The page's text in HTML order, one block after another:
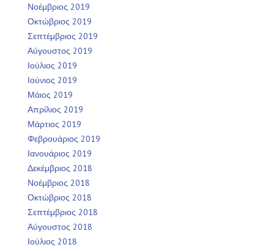
Νοέμβριος 2019
Οκτώβριος 2019
Σεπτέμβριος 2019
Αύγουστος 2019
Ιούλιος 2019
Ιούνιος 2019
Μάιος 2019
Απρίλιος 2019
Μάρτιος 2019
Φεβρουάριος 2019
Ιανουάριος 2019
Δεκέμβριος 2018
Νοέμβριος 2018
Οκτώβριος 2018
Σεπτέμβριος 2018
Αύγουστος 2018
Ιούλιος 2018